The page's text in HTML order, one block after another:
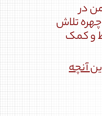
در
تلاش
و کمک
آنچه